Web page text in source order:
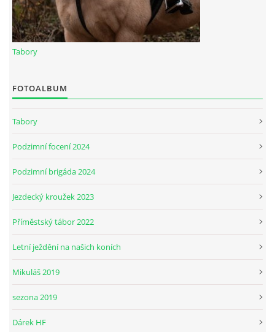
DĚKUJEME ZA PODPORU ČESKÉ UNIÍ SPORTU
PÁTEČNÍ KROUŽEK " ŠKOLA JEZDECTVÍ " BUDE ZAHÁJEN
ČLENOVÉ JK CABALLERO Z RYCHVALDU
PODZIMNÍ BRIGÁDA 4.10.2025
Tabory
FOTOALBUM
Tabory
Podzimní focení 2024
Podzimní brigáda 2024
Jezdecký kroužek 2023
Příměstský tábor 2022
Letní ježdění na našich koních
Mikuláš 2019
sezona 2019
Dárek HF